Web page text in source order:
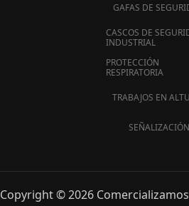
GAFAS DE
CASCOS DE
INDUSTRIAL
PROTECCIÓN
RESPIRATORIA
TRABAJOS EN
SEÑALIZACIÓN
Copyright © 2026